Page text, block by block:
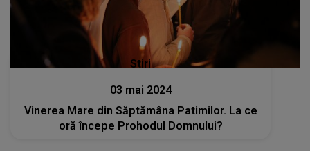
Stiri
03 mai 2024
Vinerea Mare din Săptămâna Patimilor. La ce
oră începe Prohodul Domnului?